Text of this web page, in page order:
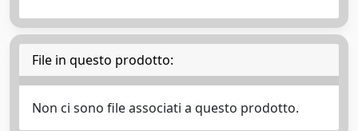
File in questo prodotto:
Non ci sono file associati a questo prodotto.